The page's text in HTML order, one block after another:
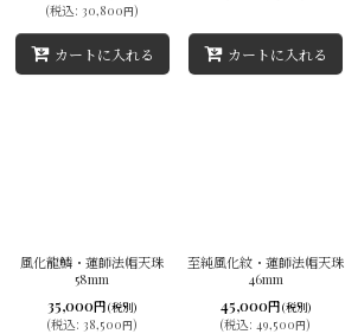
(税込: 30,800円)
カートに入れる カートに入れる
風化龍鱗・蓮師法帽天珠
58mm
35,000円 (税別)
(税込: 38,500円)
至純風化紋・蓮師法帽天珠
46mm
45,000円(税別)
(税込: 49,500円)